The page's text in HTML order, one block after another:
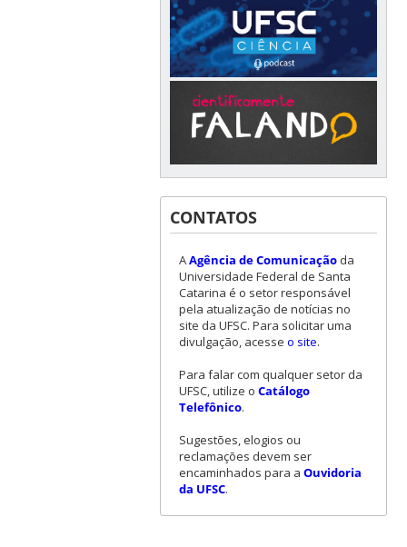
CONTATOS
AAgência de Comunicaçãoda
Universidade Federal de Santa
Catarina é o setor responsável
pela atualização de notícias no
site da UFSC. Para solicitar uma
divulgação, acesse o site.
Para falar com qualquer setor da
UFSC, utilize o Catálogo
Telefônico.
Sugestões, elogios ou
reclamações devem ser
encaminhados para a Ouvidoria
da UFSC.